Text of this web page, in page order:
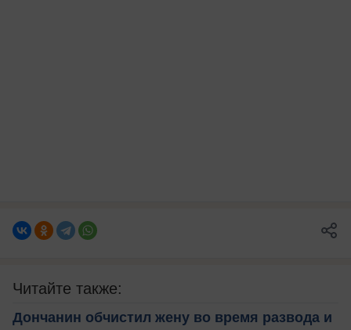
Читайте также:
Дончанин обчистил жену во время развода и